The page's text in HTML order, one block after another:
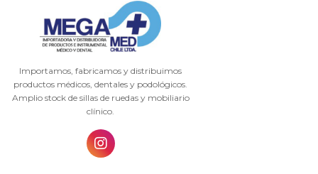
Importamos, fabricamos y distribuimos
productos médicos, dentales y podológicos.
Amplio stock de sillas de ruedas y mobiliario
clínico.